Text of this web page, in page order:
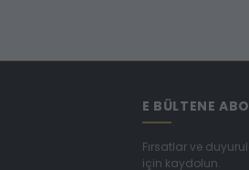
E BÜLTENE
Fırsatlar ve
için kaydolun.